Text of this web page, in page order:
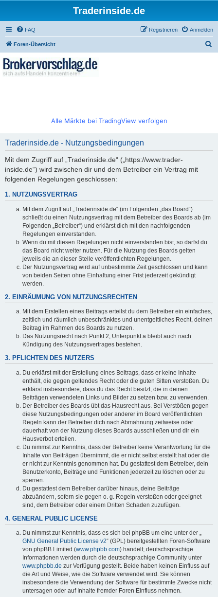
Traderinside.de
FAQ Anmelden
Registrieren
Foren-Übersicht
Alle Märkte bei TradingView verfolgen
Traderinside.de - Nutzungsbedingungen
Mit dem Zugriff auf „Traderinside.de“ („https://www.trader-
inside.de“) wird zwischen dir und dem Betreiber ein Vertrag mit
folgenden Regelungen geschlossen:
1. NUTZUNGSVERTRAG
Mit dem Zugriff auf „Traderinside.de“ (im Folgenden „das Board“)
schließt du einen Nutzungsvertrag mit dem Betreiber des Boards ab (im
Folgenden „Betreiber“) und erklärst dich mit den nachfolgenden
Regelungen einverstanden.
Wenn du mit diesen Regelungen nicht einverstanden bist, so darfst du
das Board nicht weiter nutzen. Für die Nutzung des Boards gelten
jeweils die an dieser Stelle veröffentlichten Regelungen.
Der Nutzungsvertrag wird auf unbestimmte Zeit geschlossen und kann
von beiden Seiten ohne Einhaltung einer Frist jederzeit gekündigt
werden.
2. EINRÄUMUNG VON NUTZUNGSRECHTEN
Mit dem Erstellen eines Beitrags erteilst du dem Betreiber ein einfaches,
zeitlich und räumlich unbeschränktes und unentgeltliches Recht, deinen
Beitrag im Rahmen des Boards zu nutzen.
Das Nutzungsrecht nach Punkt 2, Unterpunkt a bleibt auch nach
Kündigung des Nutzungsvertrages bestehen.
3. PFLICHTEN DES NUTZERS
Du erklärst mit der Erstellung eines Beitrags, dass er keine Inhalte
enthält, die gegen geltendes Recht oder die guten Sitten verstoßen. Du
erklärst insbesondere, dass du das Recht besitzt, die in deinen
Beiträgen verwendeten Links und Bilder zu setzen bzw. zu verwenden.
Der Betreiber des Boards übt das Hausrecht aus. Bei Verstößen gegen
diese Nutzungsbedingungen oder anderer im Board veröffentlichten
Regeln kann der Betreiber dich nach Abmahnung zeitweise oder
dauerhaft von der Nutzung dieses Boards ausschließen und dir ein
Hausverbot erteilen.
Du nimmst zur Kenntnis, dass der Betreiber keine Verantwortung für die
Inhalte von Beiträgen übernimmt, die er nicht selbst erstellt hat oder die
er nicht zur Kenntnis genommen hat. Du gestattest dem Betreiber, dein
Benutzerkonto, Beiträge und Funktionen jederzeit zu löschen oder zu
sperren.
Du gestattest dem Betreiber darüber hinaus, deine Beiträge
abzuändern, sofern sie gegen o. g. Regeln verstoßen oder geeignet
sind, dem Betreiber oder einem Dritten Schaden zuzufügen.
4. GENERAL PUBLIC LICENSE
Du nimmst zur Kenntnis, dass es sich bei phpBB um eine unter der „
GNU General Public License v2“ (GPL) bereitgestellten Foren-Software
von phpBB Limited (www.phpbb.com) handelt; deutschsprachige
Informationen werden durch die deutschsprachige Community unter
www.phpbb.de zur Verfügung gestellt. Beide haben keinen Einfluss auf
die Art und Weise, wie die Software verwendet wird. Sie können
insbesondere die Verwendung der Software für bestimmte Zwecke nicht
untersagen oder auf Inhalte fremder Foren Einfluss nehmen.